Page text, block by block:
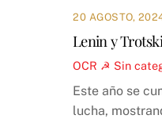
20 AGOSTO,
Lenin y
OCR ☭ Sin
Este año se
lucha,